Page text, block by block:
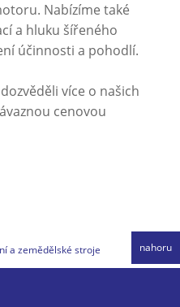
Nabízíme také
a hluku šířeného
účinnosti a pohodlí.
více o našich
cenovou
a zemědělské stroje nahoru